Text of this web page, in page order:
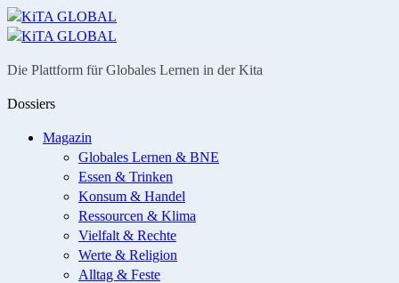
Menü
Suche
Die Plattform für Globales Lernen in der Kita
Dossiers
Magazin
Globales Lernen & BNE
Essen & Trinken
Konsum & Handel
Ressourcen & Klima
Vielfalt & Rechte
Werte & Religion
Alltag & Feste